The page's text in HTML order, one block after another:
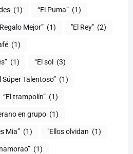
(1) “El Puma” (1)
Mejor” (1) "El Rey" (2)
(1)
(1) “El sol (3)
(1)
“El trampolín” (1)
en grupo (1)
Mia” (1) "Ellos olvidan (1)
(1)